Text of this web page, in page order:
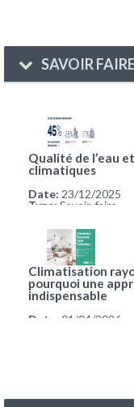
SAVOIR
Qualité de l’eau
climatiques
Date: 23/12/2025
Type: Savoir-faire
Climatisation
pourquoi une
indispensable
Date:
01/04/2026